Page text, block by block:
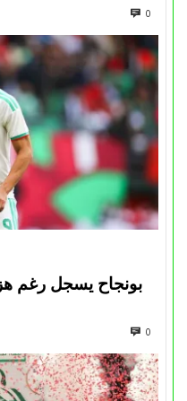
0
بونجاح يسجل رغم
0